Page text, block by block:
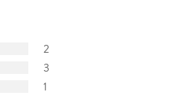
2
3
1